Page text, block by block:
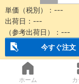
単価（税別）： ---
出荷日： ---
（参考出荷日）： ---
今すぐ注文
ホーム